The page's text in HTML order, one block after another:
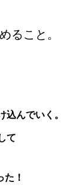
ること。
込んでいく。
て
！